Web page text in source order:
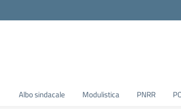
Albo sindacale Modulistica PNRR